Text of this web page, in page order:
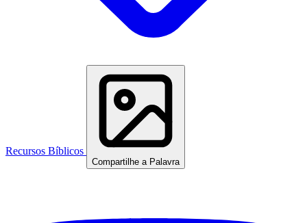
Recursos Bíblicos
Compartilhe a Palavra